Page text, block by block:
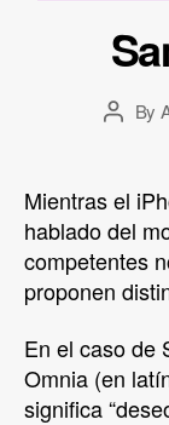
PostBy
Mientras el
hablado del
competentes
proponen
En el caso de
Omnia (en
significa